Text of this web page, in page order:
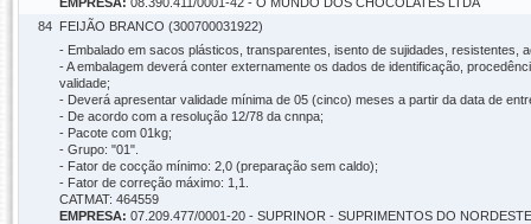
84 FEIJÃO BRANCO (300700031922)
- Embalado em sacos plásticos, transparentes, isento de sujidades, resistentes,
- A embalagem deverá conter externamente os dados de identificação,
validade;
- Deverá apresentar validade mínima de 05 (cinco) meses a partir da data de
- De acordo com a resolução 12/78 da cnnpa;
- Pacote com 01kg;
- Grupo: "01".
- Fator de cocção mínimo: 2,0 (preparação sem caldo);
- Fator de correção máximo: 1,1.
CATMAT: 464559
EMPRESA: 07.209.477/0001-20 - SUPRINOR - SUPRIMENTOS DO